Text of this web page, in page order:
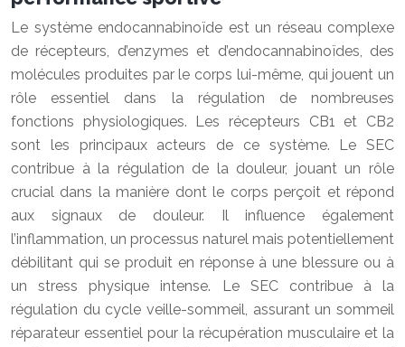
Le système endocannabinoïde est un réseau complexe
de récepteurs, d’enzymes et d’endocannabinoïdes, des
molécules produites par le corps lui-même, qui jouent un
rôle essentiel dans la régulation de nombreuses
fonctions physiologiques. Les récepteurs CB1 et CB2
sont les principaux acteurs de ce système. Le SEC
contribue à la régulation de la douleur, jouant un rôle
crucial dans la manière dont le corps perçoit et répond
aux signaux de douleur. Il influence également
l’inflammation, un processus naturel mais potentiellement
débilitant qui se produit en réponse à une blessure ou à
un stress physique intense. Le SEC contribue à la
régulation du cycle veille-sommeil, assurant un sommeil
réparateur essentiel pour la récupération musculaire et la